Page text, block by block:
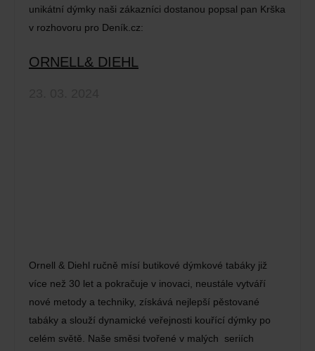
unikátní dýmky naši zákazníci dostanou popsal pan Krška
v rozhovoru pro Deník.cz:
ORNELL& DIEHL
Ornell & Diehl ručně mísí butikové dýmkové tabáky již
více než 30 let a pokračuje v inovaci, neustále vytváří
nové metody a techniky, získává nejlepší pěstované
tabáky a slouží dynamické veřejnosti kouřící dýmky po
celém světě. Naše směsi tvořené v malých seriích